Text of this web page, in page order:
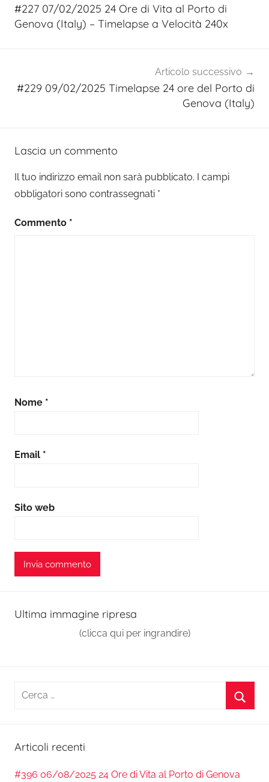
#227 07/02/2025 24 Ore di Vita al Porto di
Genova (Italy) – Timelapse a Velocità 240x
Articolo successivo
#229 09/02/2025 Timelapse 24 ore del Porto di
Genova (Italy)
Lascia un commento
Il tuo indirizzo email non sarà pubblicato. I campi
obbligatori sono contrassegnati *
Commento *
Nome *
Email *
Sito web
Ultima immagine ripresa
(clicca qui per ingrandire)
Ricerca
Articoli recenti
#396 06/08/2025 24 Ore di Vita al Porto di Genova